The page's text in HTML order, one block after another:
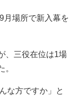
月場所で新入幕を
、三役在位は1場
。
な方ですか」と